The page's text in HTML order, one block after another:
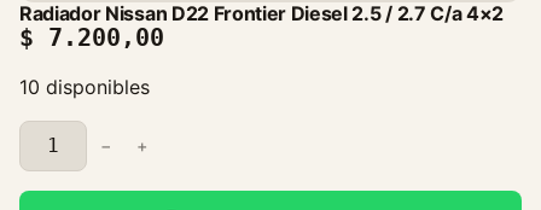
Radiador Nissan D22 Frontier Diesel 2.5 / 2.7 C/a 4×2
$ 7.200,00
10 disponibles
R
a
d
− +